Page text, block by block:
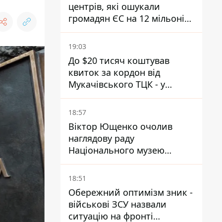
центрів, які ошукали
громадян ЄС на 12 мільонів
- спільна операція поліції
України та Чехії
19:03
До $20 тисяч коштував
квиток за кордон від
Мукачівського ТЦК - у
гучній справі перші підозри
отримали двоє колишніх
керівників
18:57
Віктор Ющенко очолив
наглядову раду
Національного музею
Голодомору-геноциду - що
відомо про посаду
18:51
Обережний оптимізм зник -
військові ЗСУ назвали
ситуацію на фронті